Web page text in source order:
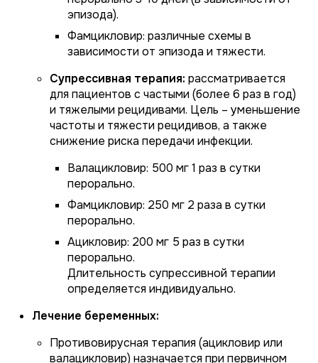
эпизода).
Фамцикловир: различные схемы в
зависимости от эпизода и тяжести.
Супрессивная терапия: рассматривается
для пациентов с частыми (более 6 раз в год)
и тяжелыми рецидивами. Цель – уменьшение
частоты и тяжести рецидивов, а также
снижение риска передачи инфекции.
Валацикловир: 500 мг 1 раз в сутки
перорально.
Фамцикловир: 250 мг 2 раза в сутки
перорально.
Ацикловир: 200 мг 5 раз в сутки
перорально.
Длительность супрессивной терапии
определяется индивидуально.
Лечение беременных:
Противовирусная терапия (ацикловир или
валацикловир) назначается при первичном